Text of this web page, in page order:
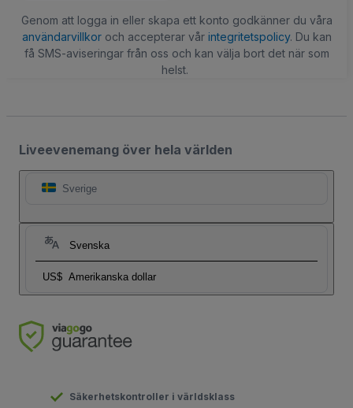
Genom att logga in eller skapa ett konto godkänner du våra
användarvillkoroch accepterar vår integritetspolicy. Du kan
få SMS-aviseringar från oss och kan välja bort det när som
helst.
Liveevenemang över hela världen
Sverige
Svenska
US$ Amerikanska dollar
Säkerhetskontroller i världsklass